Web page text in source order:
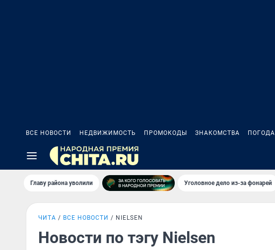
ВСЕ НОВОСТИ НЕДВИЖИМОСТЬ ПРОМОКОДЫ ЗНАКОМСТВА ПОГОДА
Главу района уволили Уголовное дело из-за фонарей
ЧИТА ВСЕ НОВОСТИ NIELSEN
Новости по тэгу Nielsen